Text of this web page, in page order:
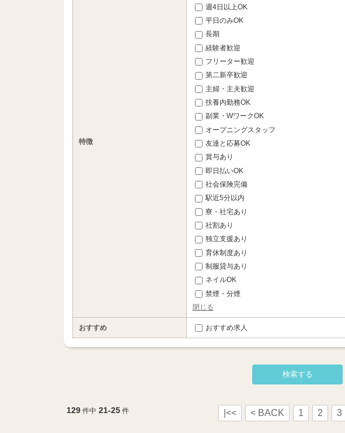
特徴
週4日以上OK
平日のみOK
長期
経験者歓迎
フリーター歓迎
第二新卒歓迎
主婦・主夫歓迎
扶養内勤務OK
副業・WワークOK
オープニングスタッフ
友達と応募OK
賞与あり
即日払いOK
社会保険完備
駅近5分以内
寮・社宅あり
社割あり
独立支援あり
育休制度あり
制服貸与あり
ネイルOK
禁煙・分煙
閉じる
おすすめ おすすめ求人
129件中 21-25件 |<< < BACK 1 2 3